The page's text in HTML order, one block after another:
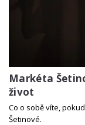
Markéta
život
Co o sobě víte,
Šetinové.